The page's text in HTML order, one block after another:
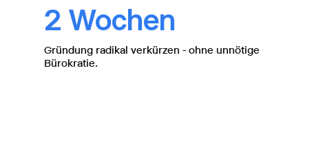
2 Wochen
Gründung radikal verkürzen - ohne unnötige
Bürokratie.